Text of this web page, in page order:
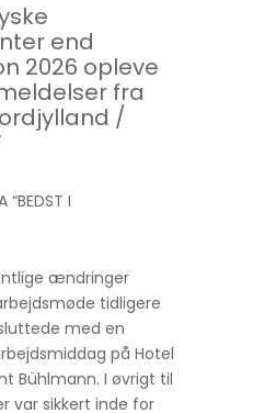
end
2026 opleve
fra
/
“BEDST I
ændringer
tidligere
med en
på Hotel
Bühlmann. I øvrigt til
var sikkert inde for